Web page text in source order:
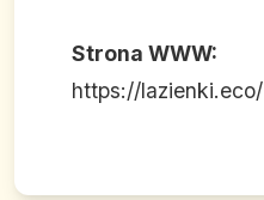
Strona WWW:
https://lazienki.eco/